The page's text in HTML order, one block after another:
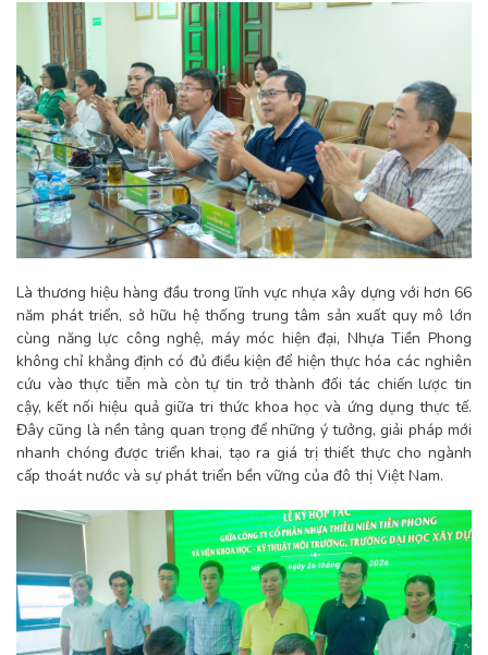
Là thương hiệu hàng đầu trong lĩnh vực nhựa xây dựng với hơn 66
năm phát triển, sở hữu hệ thống trung tâm sản xuất quy mô lớn
cùng năng lực công nghệ, máy móc hiện đại, Nhựa Tiền Phong
không chỉ khẳng định có đủ điều kiện để hiện thực hóa các nghiên
cứu vào thực tiễn mà còn tự tin trở thành đối tác chiến lược tin
cậy, kết nối hiệu quả giữa tri thức khoa học và ứng dụng thực tế.
Đây cũng là nền tảng quan trọng để những ý tưởng, giải pháp mới
nhanh chóng được triển khai, tạo ra giá trị thiết thực cho ngành
cấp thoát nước và sự phát triển bền vững của đô thị Việt Nam.